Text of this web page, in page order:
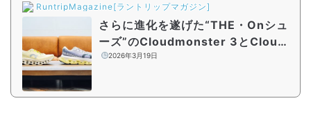
RuntripMagazine[ラントリップマガジン]
さらに進化を遂げた“THE・Onシュ
ーズ”のCloudmonster 3とCloud
monster 3 Hyperの違いは？履き
2026年3月19日